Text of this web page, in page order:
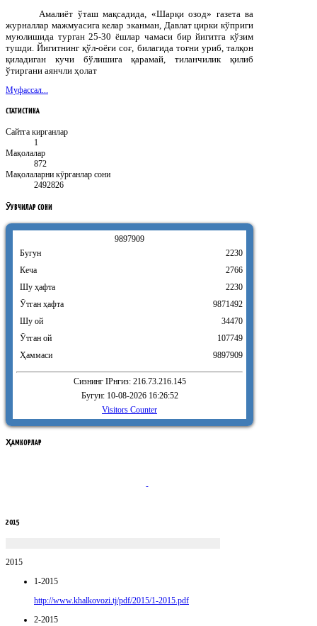
Амалиёт ўташ мақсадида, «Шарқи озод» газета ва
журналлар мажмуасига келар эканман, Давлат цирки кўприги
муюлишида турган 25-30 ёшлар чамаси бир йигитга кўзим
тушди. Йигитнинг қўл-оёғи соғ, билагида тоғни уриб, талқон
қиладиган кучи бўлишига қарамай, тиланчилик қилиб
ўтиргани аянчли ҳолат
Муфассал...
СТАТИСТИКА
Сайтга кирганлар
1
Мақолалар
872
Мақолаларни кӯрганлар сони
2492826
ӮҚУВЧИЛАРСОНИ
9897909
Бугун
Кеча
Шу ҳафта
Ӯтган ҳафта
Шу ой
Ӯтган ой
Ҳаммаси
2230
2766
2230
9871492
34470
107749
9897909
Сизнинг IPнгиз: 216.73.216.145
Бугун: 10-08-2026 16:26:52
Visitors Counter
ҲАМКОРЛАР
2015
2015
1-2015
http://www.khalkovozi.tj/pdf/2015/1-2015.pdf
2-2015